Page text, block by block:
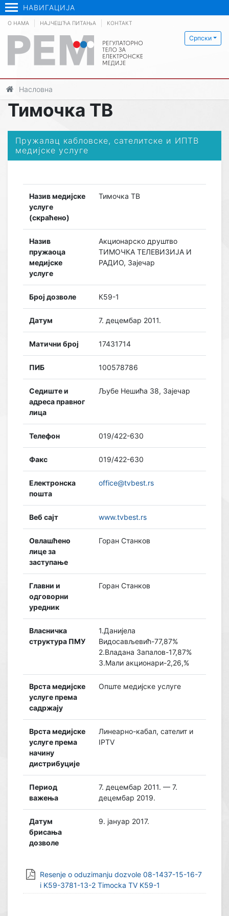
НАВИГАЦИЈА
Српски
О НАМА НАЈЧЕШЋА ПИТАЊА КОНТАКТ
Насловна
Тимочка ТВ
Пружалац кабловске, сателитске и ИПТВ
медијске услуге
Назив медијске
услуге
(скраћено)
Тимочка ТВ
Назив
пружаоца
медијске
услуге
Акционарско друштво
ТИМОЧКА ТЕЛЕВИЗИЈА И
РАДИО, Зајечар
Број дозволе К59-1
Датум 7. децембар 2011.
Матични број 17431714
ПИБ 100578786
Седиште и
адреса правног
лица
Љубе Нешића 38, Зајечар
Телефон 019/422-630
Факс 019/422-630
Електронска
пошта
office@tvbest.rs
Веб сајт www.tvbest.rs
Овлашћено
лице за
заступање
Горан Станков
Главни и
одговорни
уредник
Горан Станков
Власничка
структура ПМУ
1.Данијела
Видосављевић-77,87%
2.Владана Запалов-17,87%
3.Мали акционари-2,26,%
Врста медијске
услуге према
садржају
Опште медијске услуге
Врста медијске
услуге према
начину
дистрибуције
Линеарно-кабал, сателит и
IPTV
Период
важења
7. децембар 2011. — 7.
децембар 2019.
Датум
брисања
дозволе
9. јануар 2017.
Resenje o oduzimanju dozvole 08-1437-15-16-7
i K59-3781-13-2 Timocka TV K59-1